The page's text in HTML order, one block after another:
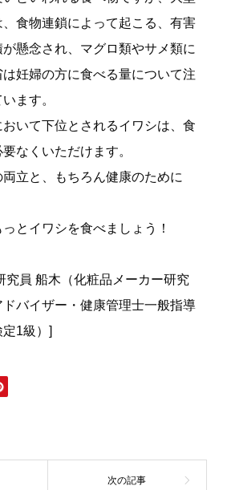
食物連鎖によって起こる、有害
懸念され、マグロ類やサメ類に
妊婦の方に食べる量について注
ます。
いて下位とされるイワシは、食
なくいただけます。
立と、もちろん健康のために
とイワシを食べましょう！
究員 船木（化粧品メーカー研究
バイザー・健康管理士一般指導
1級）]